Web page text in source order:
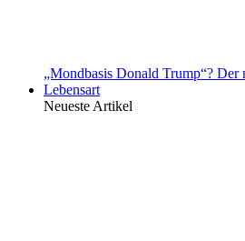
„Mondbasis Donald Trump“?
Lebensart
Neueste Artikel